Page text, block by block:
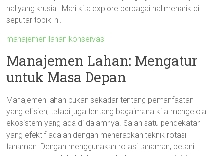
hal yang krusial. Mari kita explore berbagai hal menarik di
seputar topik ini.
manajemen lahan konservasi
Manajemen Lahan: Mengatur
untuk Masa Depan
Manajemen lahan bukan sekadar tentang pemanfaatan
yang efisien, tetapi juga tentang bagaimana kita mengelola
ekosistem yang ada di dalamnya. Salah satu pendekatan
yang efektif adalah dengan menerapkan teknik rotasi
tanaman. Dengan menggunakan rotasi tanaman, petani